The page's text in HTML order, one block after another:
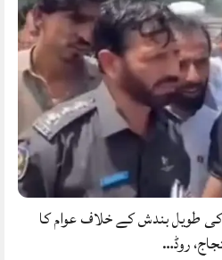
طویل بندش کے خلاف عوام کا
روڈ…